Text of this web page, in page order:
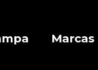
Marcas